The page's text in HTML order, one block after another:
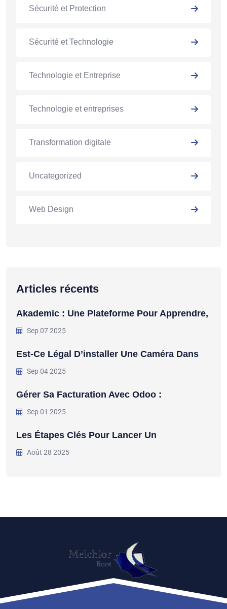
Sécurité et Protection
Sécurité et Technologie
Technologie et Entreprise
Technologie et entreprises
Transformation digitale
Uncategorized
Web Design
Articles récents
Akademic : Une Plateforme Pour Apprendre,
Sep 07 2025
Est-Ce Légal D’installer Une Caméra Dans
Sep 04 2025
Gérer Sa Facturation Avec Odoo :
Sep 01 2025
Les Étapes Clés Pour Lancer Un
Août 28 2025